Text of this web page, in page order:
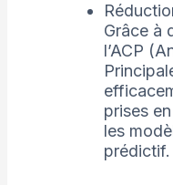
Grâce à
l’ACP
prises
les
prédictif.